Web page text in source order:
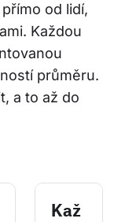
od lidí,
Každou
průměru.
a to až do
Kaž